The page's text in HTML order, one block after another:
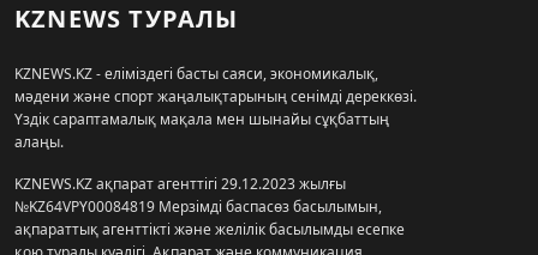
KZNEWS ТУРАЛЫ
KZNEWS.KZ - еліміздегі басты саяси, экономикалық,
мәдени және спорт жаңалықтарының сенімді дереккөзі.
Үздік сараптамалық мақала мен шынайы сұқбаттың
алаңы.
KZNEWS.KZ ақпарат агенттігі 29.12.2023 жылғы
№KZ64VPY00084819 Мерзімді баспасөз басылымын,
ақпараттық агенттікті және желілік басылымды есепке